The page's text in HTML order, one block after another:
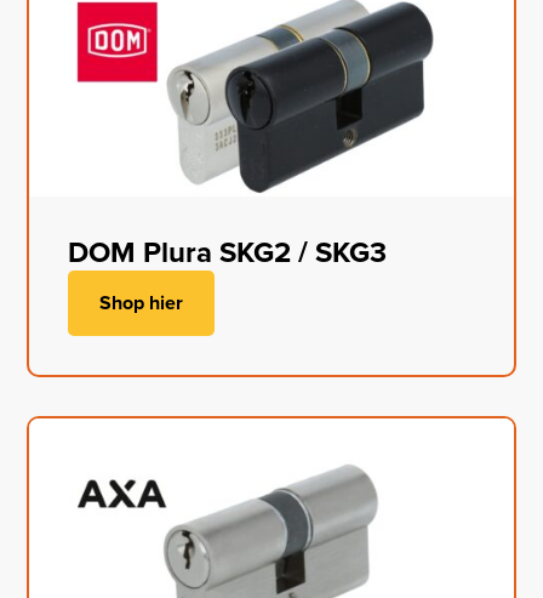
DOM Plura SKG2 / SKG3
Shop hier